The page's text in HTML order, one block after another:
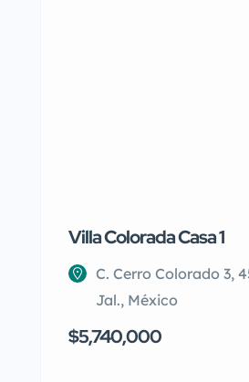
Villa Colorada Casa 1
C. Cerro Colorado 3,
Jal., México
$5,740,000